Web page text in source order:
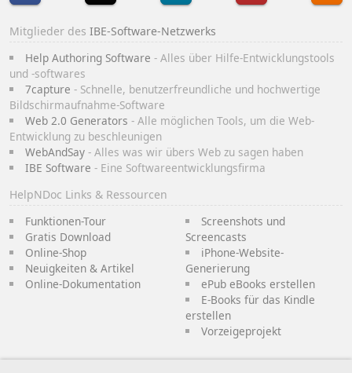
Mitglieder des IBE-Software-Netzwerks
Help Authoring Software - Alles über Hilfe-Entwicklungstools
und -softwares
7capture - Schnelle, benutzerfreundliche und hochwertige
Bildschirmaufnahme-Software
Web 2.0 Generators - Alle möglichen Tools, um die Web-
Entwicklung zu beschleunigen
WebAndSay- Alles was wir übers Web zu sagen haben
IBE Software - Eine Softwareentwicklungsfirma
HelpNDoc Links & Ressourcen
Funktionen-Tour
Gratis Download
Online-Shop
Neuigkeiten & Artikel
Online-Dokumentation
Screenshots und
Screencasts
iPhone-Website-
Generierung
ePub eBooks erstellen
E-Books für das Kindle
erstellen
Vorzeigeprojekt